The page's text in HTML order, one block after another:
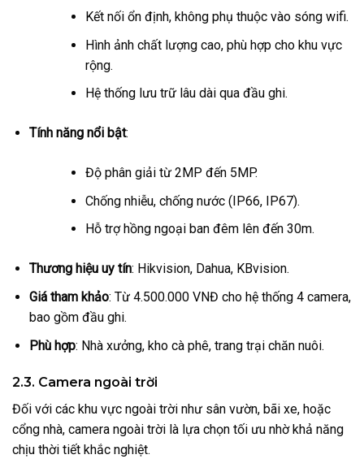
Kết nối ổn định, không phụ thuộc vào sóng wifi.
Hình ảnh chất lượng cao, phù hợp cho khu vực
rộng.
Hệ thống lưu trữ lâu dài qua đầu ghi.
Tính năng nổi bật:
Độ phân giải từ 2MP đến 5MP.
Chống nhiễu, chống nước (IP66, IP67).
Hỗ trợ hồng ngoại ban đêm lên đến 30m.
Thương hiệu uy tín: Hikvision, Dahua, KBvision.
Giá tham khảo: Từ 4.500.000 VNĐ cho hệ thống 4 camera,
bao gồm đầu ghi.
Phù hợp: Nhà xưởng, kho cà phê, trang trại chăn nuôi.
2.3. Camera ngoài trời
Đối với các khu vực ngoài trời như sân vườn, bãi xe, hoặc
cổng nhà, camera ngoài trời là lựa chọn tối ưu nhờ khả năng
chịu thời tiết khắc nghiệt.